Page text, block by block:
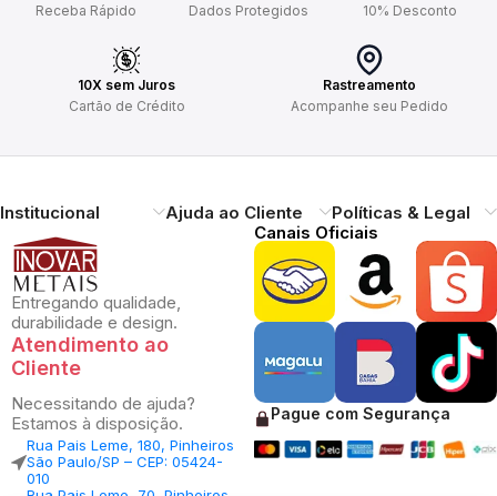
Receba Rápido
Dados Protegidos
10% Desconto
10X sem Juros
Cartão de Crédito
Rastreamento
Acompanhe seu Pedido
Institucional Ajuda ao Cliente Políticas & Legal
Entregando qualidade,
durabilidade e design.
Atendimento ao
Cliente
Necessitando de ajuda?
Estamos à disposição.
Rua Pais Leme, 180, Pinheiros
São Paulo/SP – CEP: 05424-
010
Canais Oficiais
Pague com Segurança